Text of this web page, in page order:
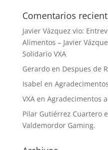
Comentarios
Javier Vázquez vio:
Alimentos – Javier
Solidario VXA
Gerardoen Despues de
Isabel en
VXAen Agradecimentos
Pilar Gutiérrez Cuartero
Valdemordor Gaming.